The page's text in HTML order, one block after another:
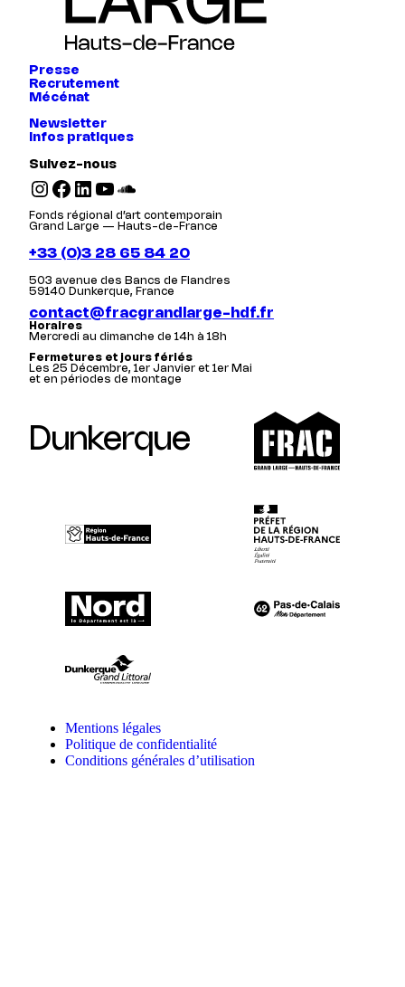
Presse
Recrutement
Mécénat
Newsletter
Infos pratiques
Suivez-nous
Instagram Facebook LinkedIn YouTube SoundCloud
Fonds régional d’art contemporain
Grand Large — Hauts-de-France
+33 (0)3 28 65 84 20
503 avenue des Bancs de Flandres
59140 Dunkerque, France
contact@fracgrandlarge-hdf.fr
Horaires
Mercredi au dimanche de 14h à 18h
Fermetures et jours fériés
Les 25 Décembre, 1er Janvier et 1er Mai
et en périodes de montage
Dunkerque
Mentions légales
Politique de confidentialité
Conditions générales d’utilisation